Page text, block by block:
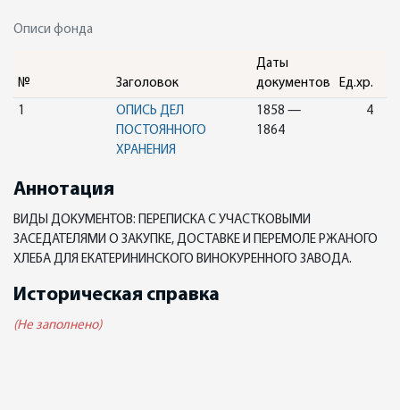
Описи фонда
№ Заголовок
Даты
документов
Ед.хр.
1
ОПИСЬ ДЕЛ
ПОСТОЯННОГО
ХРАНЕНИЯ
1858 —
1864
4
Аннотация
ВИДЫ ДОКУМЕНТОВ: ПЕРЕПИСКА С УЧАСТКОВЫМИ
ЗАСЕДАТЕЛЯМИ О ЗАКУПКЕ, ДОСТАВКЕ И ПЕРЕМОЛЕ РЖАНОГО
ХЛЕБА ДЛЯ ЕКАТЕРИНИНСКОГО ВИНОКУРЕННОГО ЗАВОДА.
Историческая справка
(Не заполнено)